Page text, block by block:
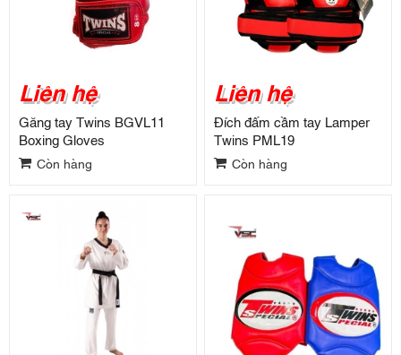
Liên hệ
Găng tay Twins BGVL11
Boxing Gloves
Còn hàng
Liên hệ
Đích đấm cầm tay Lamper
Twins PML19
Còn hàng